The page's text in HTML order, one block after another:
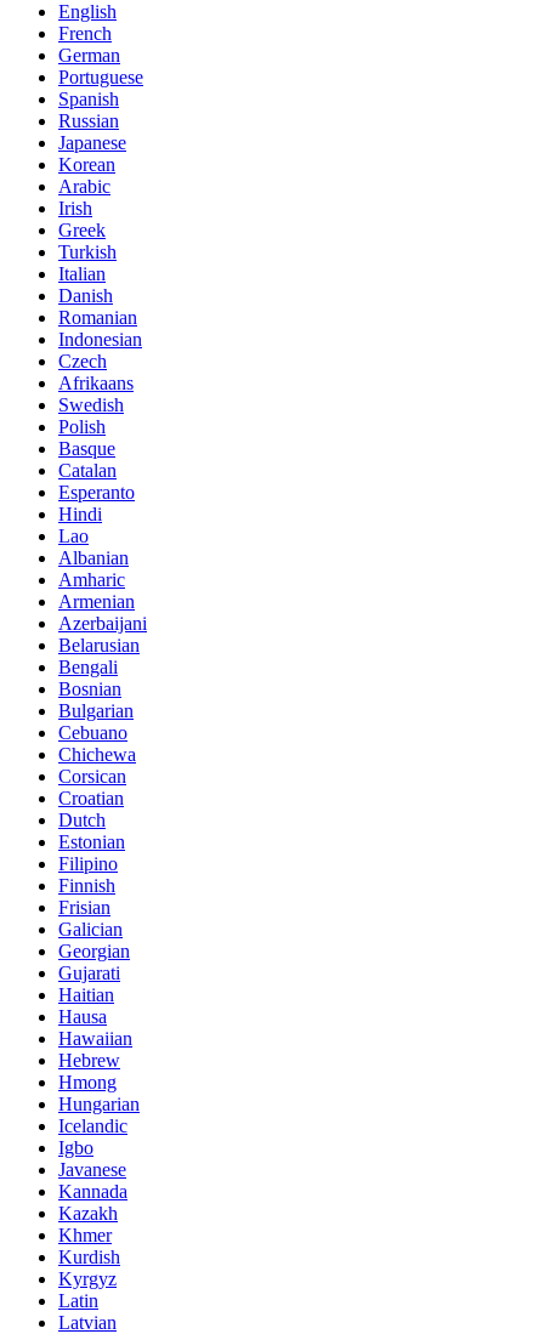
English
French
German
Portuguese
Spanish
Russian
Japanese
Korean
Arabic
Irish
Greek
Turkish
Italian
Danish
Romanian
Indonesian
Czech
Afrikaans
Swedish
Polish
Basque
Catalan
Esperanto
Hindi
Lao
Albanian
Amharic
Armenian
Azerbaijani
Belarusian
Bengali
Bosnian
Bulgarian
Cebuano
Chichewa
Corsican
Croatian
Dutch
Estonian
Filipino
Finnish
Frisian
Galician
Georgian
Gujarati
Haitian
Hausa
Hawaiian
Hebrew
Hmong
Hungarian
Icelandic
Igbo
Javanese
Kannada
Kazakh
Khmer
Kurdish
Kyrgyz
Latin
Latvian